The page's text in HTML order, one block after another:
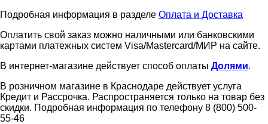
Подробная информация в разделе Оплата и Доставка
Оплатить свой заказ можно наличными или банковскими
картами платежных систем Visa/Mastercard/МИР на сайте.
В интернет-магазине действует способ оплаты Долями.
В розничном магазине в Краснодаре действует услуга
Кредит и Рассрочка. Распространяется только на товар без
скидки. Подробная информация по телефону 8 (800) 500-
55-46